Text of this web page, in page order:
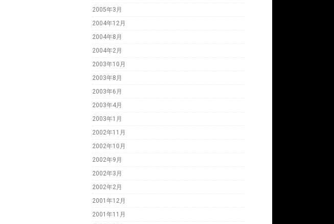
2005年3月
2004年12月
2004年8月
2004年2月
2003年10月
2003年8月
2003年6月
2003年4月
2003年1月
2002年11月
2002年10月
2002年9月
2002年3月
2002年2月
2001年12月
2001年11月